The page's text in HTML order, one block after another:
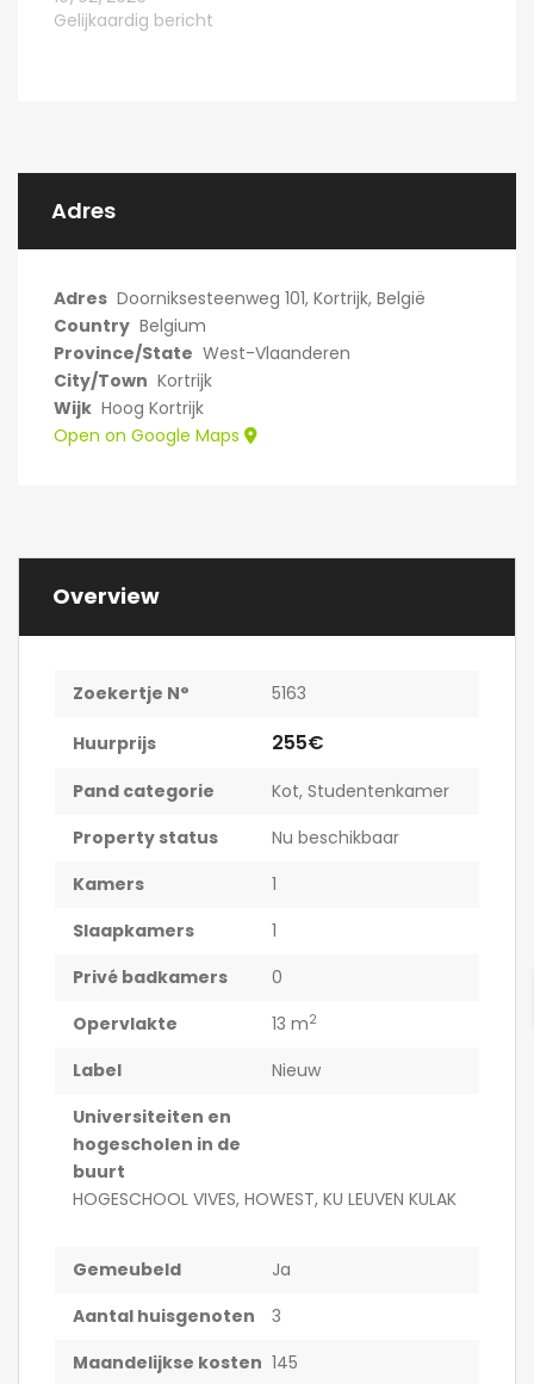
Gelijkaardig bericht
Adres
Adres Doorniksesteenweg 101, Kortrijk, België
Country Belgium
Province/State West-Vlaanderen
City/Town Kortrijk
Wijk Hoog Kortrijk
Open on Google Maps
Overview
Zoekertje N° 5163
Huurprijs 255€
Pand categorie Kot, Studentenkamer
Property status
Nu beschikbaar
Kamers
1
Slaapkamers
1
Privé badkamers
0
Opervlakte
13 m2
Label
Nieuw
Universiteiten en
hogescholen in de
buurt
HOGESCHOOL VIVES, HOWEST, KU LEUVEN KULAK
Gemeubeld
Ja
Aantal huisgenoten
3
Maandelijkse kosten 145